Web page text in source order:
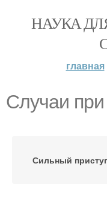
НАУКА
главная
Случаи при
Сильный